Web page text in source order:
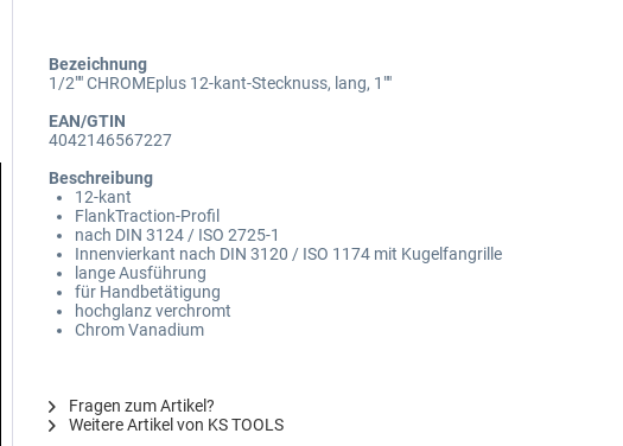
Bezeichnung
1/2"" CHROMEplus 12-kant-Stecknuss, lang, 1""
EAN/GTIN
4042146567227
Beschreibung
12-kant
FlankTraction-Profil
nach DIN 3124 / ISO 2725-1
Innenvierkant nach DIN 3120 / ISO 1174 mit Kugelfangrille
lange Ausführung
für Handbetätigung
hochglanz verchromt
Chrom Vanadium
Fragen zum Artikel?
Weitere Artikel von KS TOOLS